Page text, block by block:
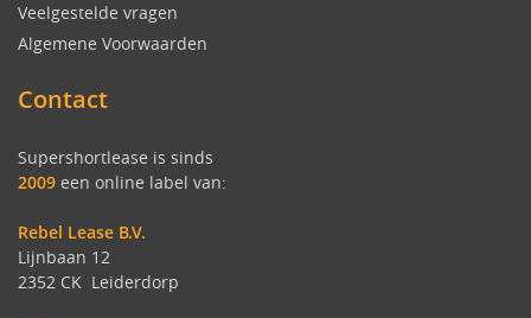
Veelgestelde vragen
Algemene Voorwaarden
Contact
Supershortlease is sinds
2009 een online label van:
Rebel Lease B.V.
Lijnbaan 12
2352 CK Leiderdorp